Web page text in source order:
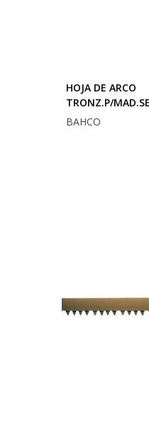
HOJA DE ARCO
TRONZ.P/
BAHCO